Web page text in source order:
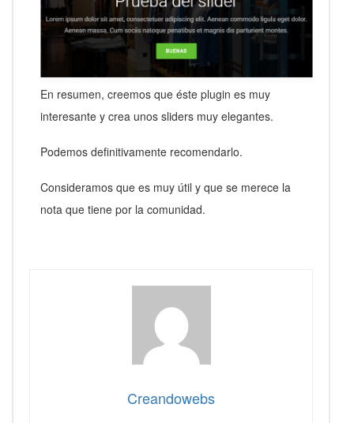
En resumen, creemos que éste plugin es muy
interesante y crea unos sliders muy elegantes.
Podemos definitivamente recomendarlo.
Consideramos que es muy útil y que se merece la
nota que tiene por la comunidad.
Creandowebs